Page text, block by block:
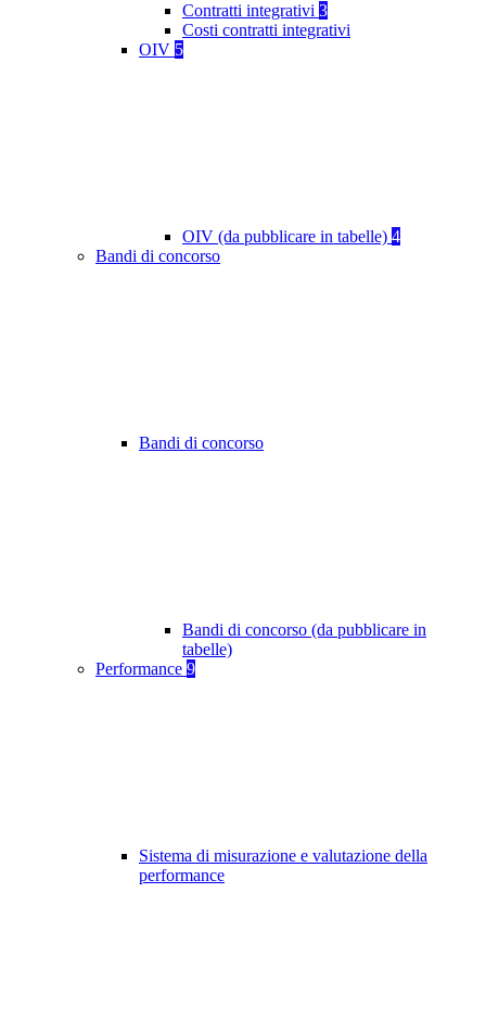
Contratti integrativi 3
Costi contratti integrativi
OIV 5
OIV (da pubblicare in tabelle) 4
Bandi di concorso
Bandi di concorso
Bandi di concorso (da pubblicare in
tabelle)
Performance 9
Sistema di misurazione e valutazione della
performance